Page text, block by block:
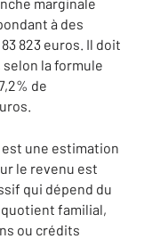
à des
823 euros. Il doit
la formule
de
une estimation
le revenu est
qui dépend du
familial,
ou crédits